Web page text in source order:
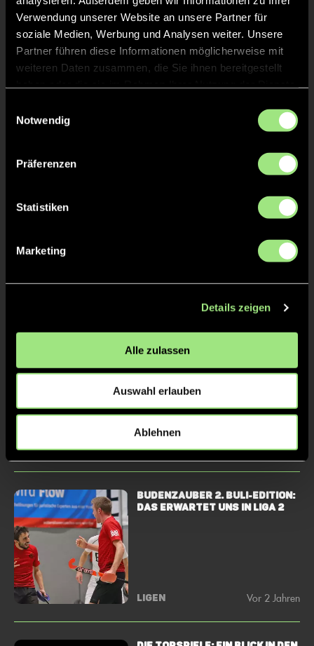
Verwendung unserer Website an unsere Partner für
soziale Medien, Werbung und Analysen weiter. Unsere
Partner führen diese Informationen möglicherweise mit
weiteren Daten zusammen, die Sie ihnen bereitgestellt
Notwendig
Präferenzen
Statistiken
Marketing
Details zeigen
Alle zulassen
Auswahl erlauben
Ablehnen
Zwei klare Freitagssiege
für TSV Mannheim
Zwei, zehn, zwölf – der
Rhythmus setzt sich fort
Wiesbaden und SW Köln mit
erfolgreichem
Zweitligadebüt
LIGEN Vor 2 Jahren
BUDENZAUBER 2. BuLi-Edition:
Das erwartet uns in Liga 2
LIGEN Vor 2 Jahren